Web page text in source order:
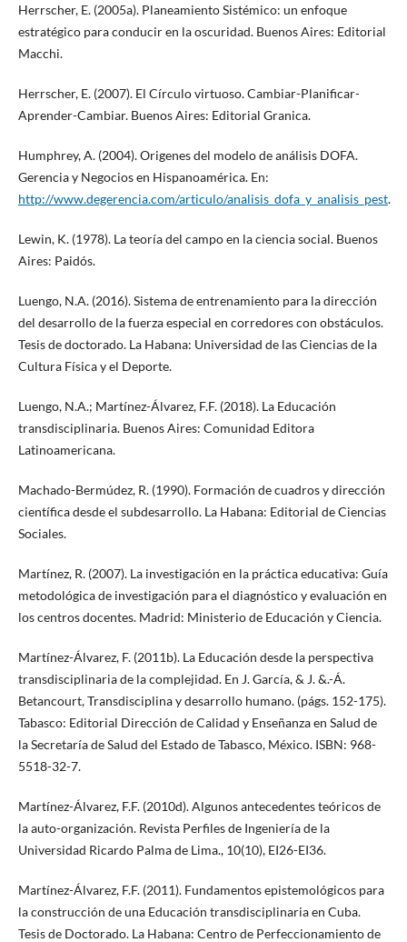
Herrscher, E. (2005a). Planeamiento Sistémico: un enfoque
estratégico para conducir en la oscuridad. Buenos Aires: Editorial
Macchi.
Herrscher, E. (2007). El Círculo virtuoso. Cambiar-Planificar-
Aprender-Cambiar. Buenos Aires: Editorial Granica.
Humphrey, A. (2004). Origenes del modelo de análisis DOFA.
Gerencia y Negocios en Hispanoamérica. En:
http://www.degerencia.com/articulo/analisis_dofa_y_analisis_pest.
Lewin, K. (1978). La teoría del campo en la ciencia social. Buenos
Aires: Paidós.
Luengo, N.A. (2016). Sistema de entrenamiento para la dirección
del desarrollo de la fuerza especial en corredores con obstáculos.
Tesis de doctorado. La Habana: Universidad de las Ciencias de la
Cultura Física y el Deporte.
Luengo, N.A.; Martínez-Álvarez, F.F. (2018). La Educación
transdisciplinaria. Buenos Aires: Comunidad Editora
Latinoamericana.
Machado-Bermúdez, R. (1990). Formación de cuadros y dirección
científica desde el subdesarrollo. La Habana: Editorial de Ciencias
Sociales.
Martínez, R. (2007). La investigación en la práctica educativa: Guía
metodológica de investigación para el diagnóstico y evaluación en
los centros docentes. Madrid: Ministerio de Educación y Ciencia.
Martínez-Álvarez, F. (2011b). La Educación desde la perspectiva
transdisciplinaria de la complejidad. En J. García, & J. &.-Á.
Betancourt, Transdisciplina y desarrollo humano. (págs. 152-175).
Tabasco: Editorial Dirección de Calidad y Enseñanza en Salud de
la Secretaría de Salud del Estado de Tabasco, México. ISBN: 968-
5518-32-7.
Martínez-Álvarez, F.F. (2010d). Algunos antecedentes teóricos de
la auto-organización. Revista Perfiles de Ingeniería de la
Universidad Ricardo Palma de Lima., 10(10), EI26-EI36.
Martínez-Álvarez, F.F. (2011). Fundamentos epistemológicos para
la construcción de una Educación transdisciplinaria en Cuba.
Tesis de Doctorado. La Habana: Centro de Perfeccionamiento de